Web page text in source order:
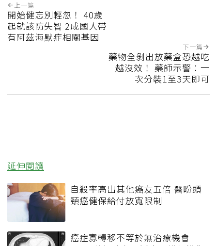
上一篇
開始健忘別輕忽！ 40歲
起就該防失智 2成國人帶
有阿茲海默症相關基因
下一篇
藥物全剝出放藥盒恐越吃
越沒效！ 藥師示警：一
次分裝1至3天即可
延伸閱讀
自殺率高出其他癌友五倍 醫盼頭
頸癌健保給付放寬限制
癌症寡轉移不等於無治療機會